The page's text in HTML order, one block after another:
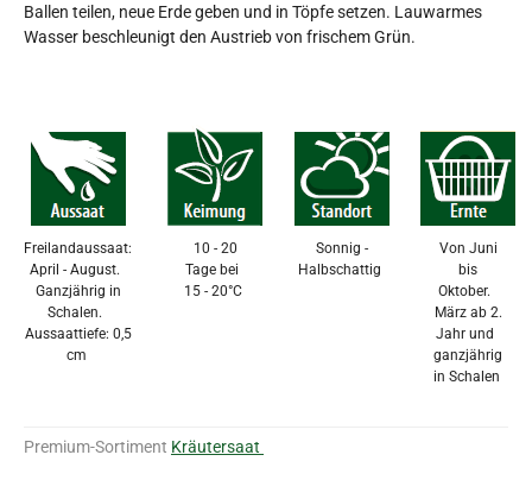
Ballen teilen, neue Erde geben und in Töpfe setzen. Lauwarmes
Wasser beschleunigt den Austrieb von frischem Grün.
Freilandaussaat:
April - August.
Ganzjährig in
Schalen.
Aussaattiefe: 0,5
cm
10 - 20
Tage bei
15 - 20°C
Sonnig -
Halbschattig
Von Juni
bis
Oktober.
März ab 2.
Jahr und
ganzjährig
in Schalen
Premium-Sortiment Kräutersaat